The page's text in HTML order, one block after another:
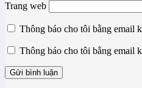
Trang web
Thông báo cho tôi bằng email
Thông báo cho tôi bằng email